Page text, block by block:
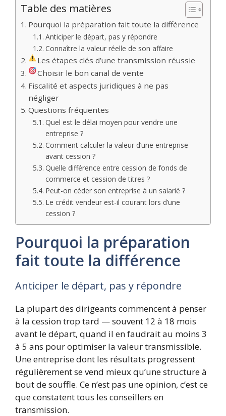
Table des matières
Pourquoi la préparation fait toute la différence
Anticiper le départ, pas y répondre
Connaître la valeur réelle de son affaire
Les étapes clés d’une transmission réussie
Choisir le bon canal de vente
Fiscalité et aspects juridiques à ne pas
négliger
Questions fréquentes
Quel est le délai moyen pour vendre une
entreprise ?
Comment calculer la valeur d’une entreprise
avant cession ?
Quelle différence entre cession de fonds de
commerce et cession de titres ?
Peut-on céder son entreprise à un salarié ?
Le crédit vendeur est-il courant lors d’une
cession ?
Pourquoi la préparation
fait toute la différence
Anticiper le départ, pas y répondre
La plupart des dirigeants commencent à penser
à la cession trop tard — souvent 12 à 18 mois
avant le départ, quand il en faudrait au moins 3
à 5 ans pour optimiser la valeur transmissible.
Une entreprise dont les résultats progressent
régulièrement se vend mieux qu’une structure à
bout de souffle. Ce n’est pas une opinion, c’est ce
que constatent tous les conseillers en
transmission.